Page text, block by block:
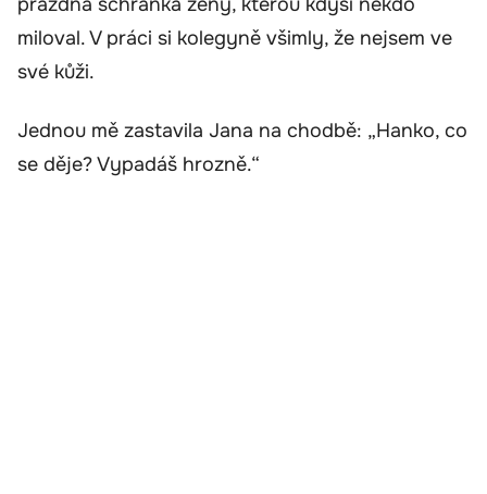
prázdná schránka ženy, kterou kdysi někdo
miloval. V práci si kolegyně všimly, že nejsem ve
své kůži.
Jednou mě zastavila Jana na chodbě: „Hanko, co
se děje? Vypadáš hrozně.“